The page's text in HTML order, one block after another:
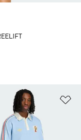
Liste de produits